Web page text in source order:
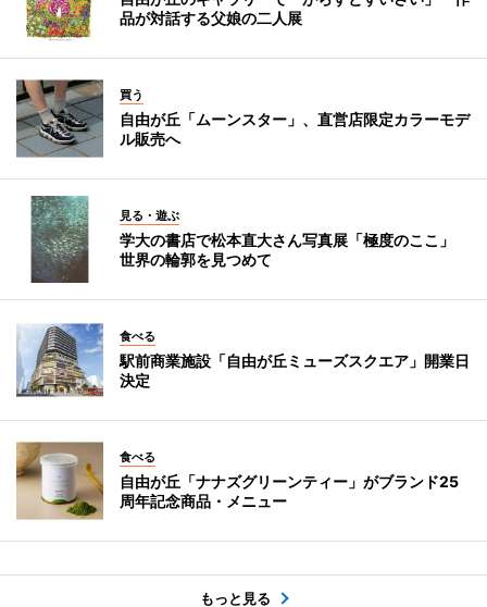
品が対話する父娘の二人展
買う
自由が丘「ムーンスター」、直営店限定カラーモデ
ル販売へ
見る・遊ぶ
学大の書店で松本直大さん写真展「極度のここ」
世界の輪郭を見つめて
食べる
駅前商業施設「自由が丘ミューズスクエア」開業日
決定
食べる
自由が丘「ナナズグリーンティー」がブランド25
周年記念商品・メニュー
もっと見る